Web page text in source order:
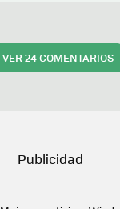
VER24 COMENTARIOS